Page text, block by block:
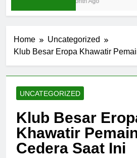
Home
Uncategorized
Klub Besar Eropa Khawatir
UNCATEGORIZED
Klub Besar
Khawatir
Cedera Saat Ini